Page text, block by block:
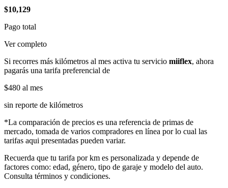
$10,129
Pago total
Ver completo
Si recorres más kilómetros al mes activa tu servicio miiflex, ahora
pagarás una tarifa preferencial de
$480 al mes
sin reporte de kilómetros
*La comparación de precios es una referencia de primas de
mercado, tomada de varios compradores en línea por lo cual las
tarifas aqui presentadas pueden variar.
Recuerda que tu tarifa por km es personalizada y depende de
factores como: edad, género, tipo de garaje y modelo del auto.
Consulta términos y condiciones.